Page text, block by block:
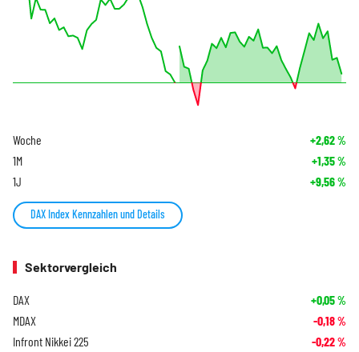
Woche +2,62%
1M +1,35%
1J +9,56%
DAX Index Kennzahlen und Details
Sektorvergleich
DAX +0,05%
MDAX -0,18%
Infront Nikkei 225 -0,22%